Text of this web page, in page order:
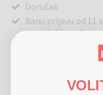
Doručak
Ranu prijavu od 11
raspoloživosti)
Ponuda se može